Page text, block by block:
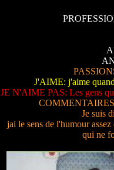
J'AIME: j'aime
JE N'AIME PAS: Les gens
Je suis
jai le sens de l'humour
qui ne